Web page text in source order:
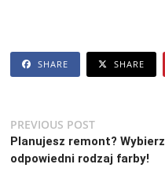
SHARE SHARE
Nawigacja
wpisu
PREVIOUS POSTPrevious
post:
Planujesz remont? Wybierz
odpowiedni rodzaj farby!